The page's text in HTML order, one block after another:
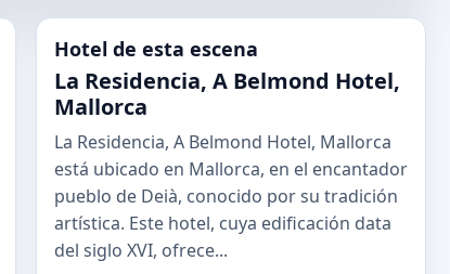
Hotel de esta escena
La Residencia, A Belmond Hotel,
Mallorca
La Residencia, A Belmond Hotel, Mallorca
está ubicado en Mallorca, en el encantador
pueblo de Deià, conocido por su tradición
artística. Este hotel, cuya edificación data
del siglo XVI, ofrece...